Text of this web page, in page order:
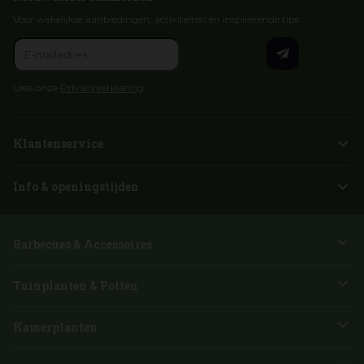
Voor wekelijkse aanbiedingen, activiteiten en inspirerende tips
Lees onze Privacyverklaring
Klantenservice
Info & openingstijden